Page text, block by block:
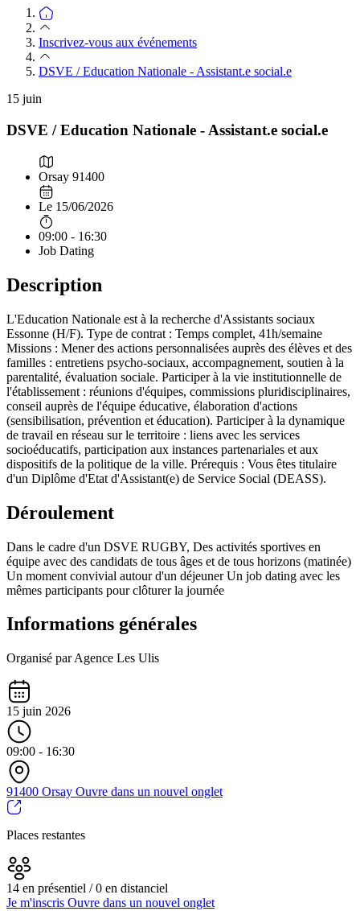
Inscrivez-vous aux événements
DSVE / Education Nationale - Assistant.e social.e
15 juin
DSVE / Education Nationale - Assistant.e social.e
Orsay 91400
Le 15/06/2026
09:00 - 16:30
Job Dating
Description
L'Education Nationale est à la recherche d'Assistants sociaux
Essonne (H/F). Type de contrat : Temps complet, 41h/semaine
Missions : Mener des actions personnalisées auprès des élèves et des
familles : entretiens psycho-sociaux, accompagnement, soutien à la
parentalité, évaluation sociale. Participer à la vie institutionnelle de
l'établissement : réunions d'équipes, commissions pluridisciplinaires,
conseil auprès de l'équipe éducative, élaboration d'actions
(sensibilisation, prévention et éducation). Participer à la dynamique
de travail en réseau sur le territoire : liens avec les services
socioéducatifs, participation aux instances partenariales et aux
dispositifs de la politique de la ville. Prérequis : Vous êtes titulaire
d'un Diplôme d'Etat d'Assistant(e) de Service Social (DEASS).
Déroulement
Dans le cadre d'un DSVE RUGBY, Des activités sportives en
équipe avec des candidats de tous âges et de tous horizons (matinée)
Un moment convivial autour d'un déjeuner Un job dating avec les
mêmes participants pour clôturer la journée
Informations générales
Organisé par Agence Les Ulis
15 juin 2026
09:00 - 16:30
91400 Orsay Ouvre dans un nouvel onglet
Places restantes
14 en présentiel / 0 en distanciel
Je m'inscris Ouvre dans un nouvel onglet